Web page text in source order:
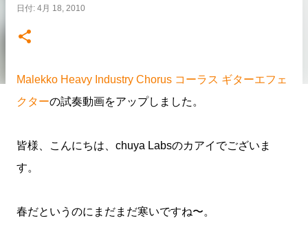
日付: 4月 18, 2010
Malekko Heavy Industry Chorus コーラス ギターエフェ
クターの試奏動画をアップしました。
皆様、こんにちは、chuya Labsのカアイでございま
す。
春だというのにまだまだ寒いですね〜。